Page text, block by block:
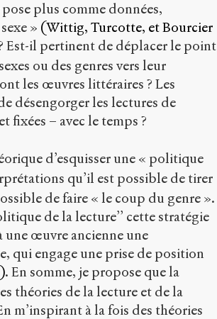
plus comme données,
» (Wittig, Turcotte, et Bourcier
Est-il pertinent de déplacer le point
ou des genres vers leur
les œuvres littéraires ? Les
désengorger les lectures de
fixées – avec le temps ?
d’esquisser une « politique
qu’il est possible de tirer
de faire « le coup du genre ».
de la lecture’’ cette stratégie
une œuvre ancienne une
qui engage une prise de position
. En somme, je propose que la
théories de la lecture et de la
m’inspirant à la fois des théories